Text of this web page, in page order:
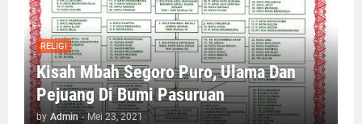
RELIGI
Kisah Mbah Segoro Puro, Ulama Dan
Pejuang Di Bumi Pasuruan
by Admin - Mei 23, 2021